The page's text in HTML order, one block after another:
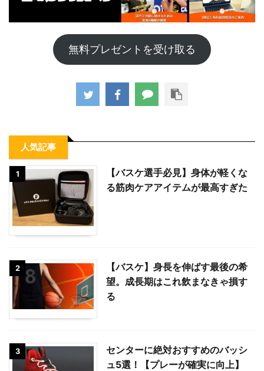
無料プレゼントを受け取る
人気記事
1
【バスケ選手必見】身体が軽くな
る筋肉ケアアイテムが最高すぎた
2
【バスケ】身長を伸ばす最後の希
望。成長期はこれ飲まなきゃ損す
る
3
センターに絶対おすすめのバッシ
ュ5選！【プレーが確実に向上】